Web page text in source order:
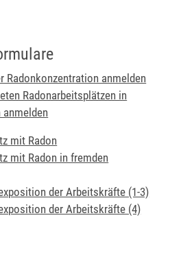
Radonkonzentration anmelden
Radonarbeitsplätzen in
mit Radon
mit Radon in fremden
der Arbeitskräfte (1-3)
der Arbeitskräfte (4)